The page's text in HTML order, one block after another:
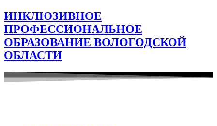
ИНКЛЮЗИВНОЕ
ПРОФЕССИОНАЛЬНОЕ
ОБРАЗОВАНИЕ ВОЛОГОДСКОЙ
ОБЛАСТИ